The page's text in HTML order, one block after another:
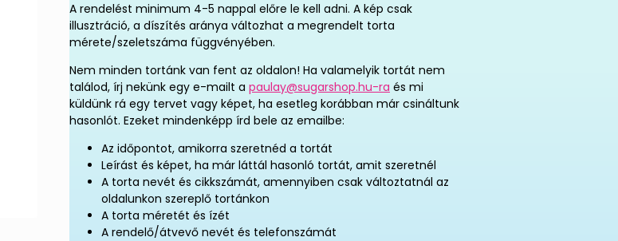
A rendelést minimum 4-5 nappal előre le kell adni. A kép csak
illusztráció, a díszítés aránya változhat a megrendelt torta
mérete/szeletszáma függvényében.
Nem minden tortánk van fent az oldalon! Ha valamelyik tortát nem
találod, írj nekünk egy e-mailt a paulay@sugarshop.hu-ra és mi
küldünk rá egy tervet vagy képet, ha esetleg korábban már csináltunk
hasonlót. Ezeket mindenképp írd bele az emailbe:
Az időpontot, amikorra szeretnéd a tortát
Leírást és képet, ha már láttál hasonló tortát, amit szeretnél
A torta nevét és cikkszámát, amennyiben csak változtatnál az
oldalunkon szereplő tortánkon
A torta méretét és ízét
A rendelő/átvevő nevét és telefonszámát